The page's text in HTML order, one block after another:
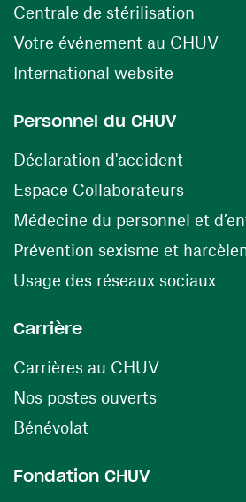
Centrale de stérilisation
Votre événement au CHUV
International website
Personnel du CHUV
Déclaration d'accident
Espace Collaborateurs(ouvre
Médecine du personnel et
Prévention sexisme et
Usage des réseaux sociaux
Carrière
Carrières au CHUV(ouvre une
Nos postes ouverts(ouvre une
Bénévolat
Fondation CHUV